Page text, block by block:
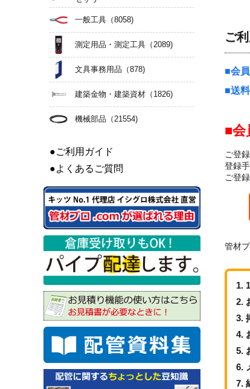
ご
会
送
会
ご登
登録
ご登
管材
一般工具 （8058)
測定用品・測定工具 （2089)
文具事務用品 （878)
建築金物・建築資材 （1826)
機械部品 （21554)
●ご利用ガイド
●よくあるご質問